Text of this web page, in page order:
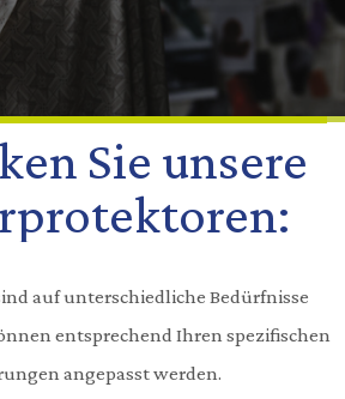
Sie unsere
auf unterschiedliche Bedürfnisse
entsprechend Ihren spezifischen
angepasst werden.